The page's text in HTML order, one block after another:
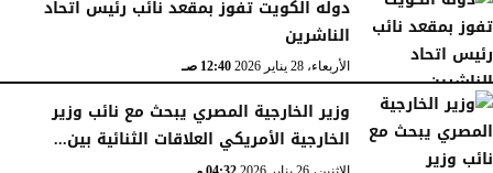
دوله الكويت تفوز بمقعد نائب رئيس اتحاد
الناشرين
الأربعاء، 28 يناير 2026 12:40 صـ
وزير الخارجية المصري يبحث مع نائب وزير
الخارجية الأمريكي العلاقات الثنائية بين...